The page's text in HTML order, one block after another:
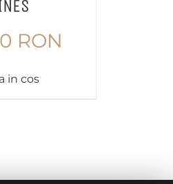
RON
in cos